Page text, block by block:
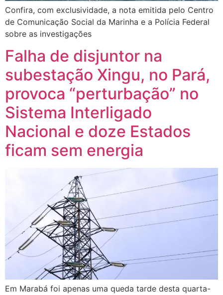
Confira, com exclusividade, a nota emitida pelo Centro
de Comunicação Social da Marinha e a Polícia Federal
sobre as investigações
Falha de disjuntor na
subestação Xingu, no Pará,
provoca “perturbação” no
Sistema Interligado
Nacional e doze Estados
ficam sem energia
Em Marabá foi apenas uma queda tarde desta quarta-